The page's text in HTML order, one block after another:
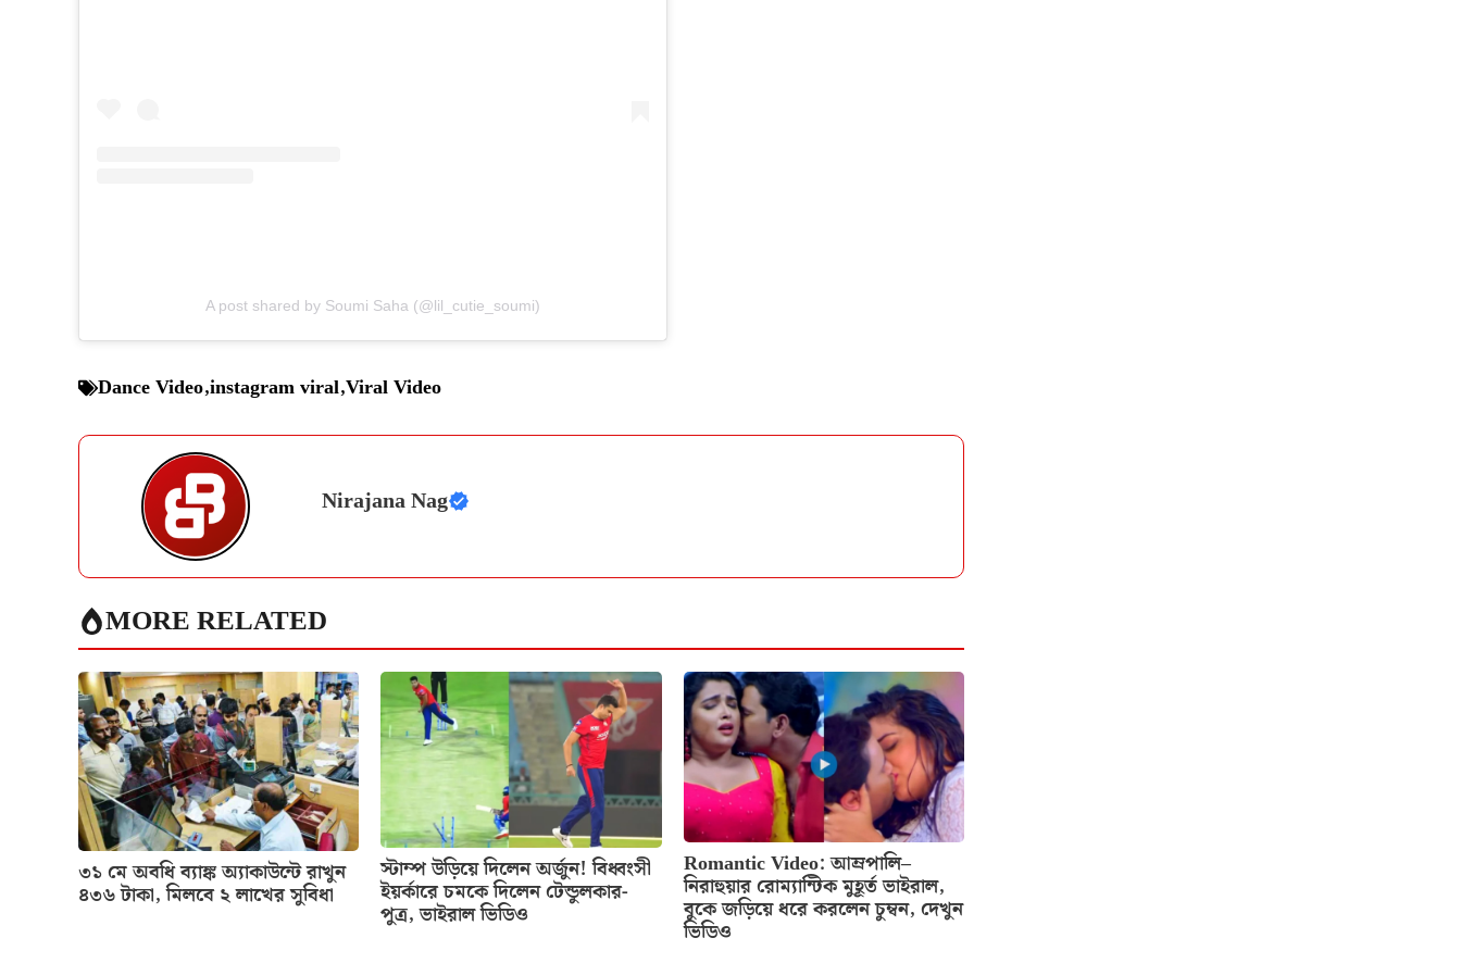
A post shared by Soumi Saha (@lil_cutie_soumi)
Dance Video,instagram viral,Viral Video
Nirajana Nag
MORE RELATED
৩১ মে অবধি ব্যাঙ্ক অ্যাকাউন্টে রাখুন
৪৩৬ টাকা, মিলবে ২ লাখের সুবিধা
স্টাম্প উড়িয়ে দিলেন অর্জুন! বিধ্বংসী
ইয়র্কারে চমকে দিলেন টেন্ডুলকার-
পুত্র, ভাইরাল ভিডিও
Romantic Video: আম্রপালি–
নিরাহুয়ার রোম্যান্টিক মুহূর্ত ভাইরাল,
বুকে জড়িয়ে ধরে করলেন চুম্বন, দেখুন
ভিডিও